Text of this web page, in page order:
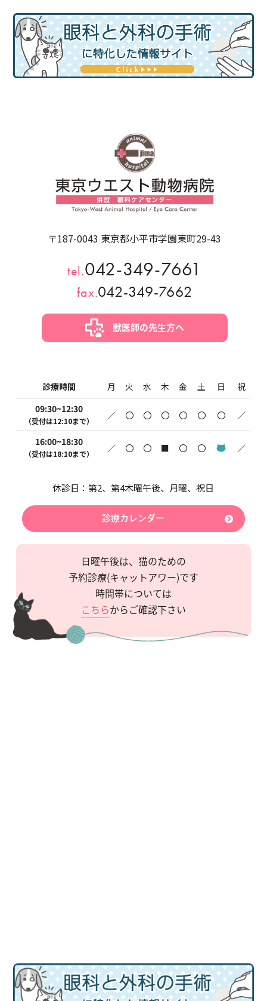
〒187-0043 東京都小平市学園東町29-43
tel.042-349-7661
fax.042-349-7662
獣医師の先生方へ
診療時間 月 火 水 木 金 土 日
祝
09:30~12:30
（受付は12:10まで） ／ 〇 〇 〇 〇 〇 〇 ／
16:00~18:30
（受付は18:10まで） ／ 〇 〇 ■ 〇 〇 ／
休診日：第2、第4木曜午後、月曜、祝日
診療カレンダー
日曜午後は、猫のための
予約診療(キャットアワー)です
時間帯については
こちらからご確認下さい